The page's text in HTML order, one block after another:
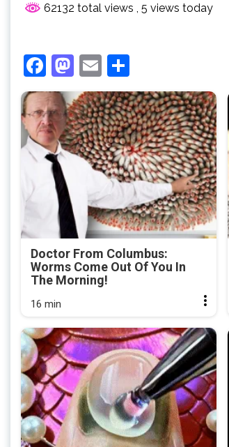
62132 total views , 5 views today
Facebook
Mastodon
Email
Doctor From Columbus:
Worms Come Out Of You In
The Morning!
16 min